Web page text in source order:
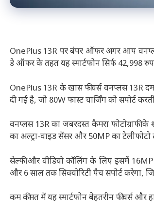
OnePlus 13R पर बंपर ऑफर अगर आप
डे ऑफर के तहत यह स्मार्टफोन सिर्फ 42,998
OnePlus 13R के खास फीचर्स वनप्लस 13R
दी गई है, जो 80W फास्ट चार्जिंग को सपोर्ट
वनप्लस 13R का जबरदस्त कैमरा फोटोग्राफी
का अल्ट्रा-वाइड सेंसर और 50MP का टेलीफोटो
सेल्फी और वीडियो कॉलिंग के लिए इसमें
और 6 साल तक सिक्योरिटी पैच सपोर्ट करेगा,
कम कीमत में यह स्मार्टफोन बेहतरीन फीचर्स